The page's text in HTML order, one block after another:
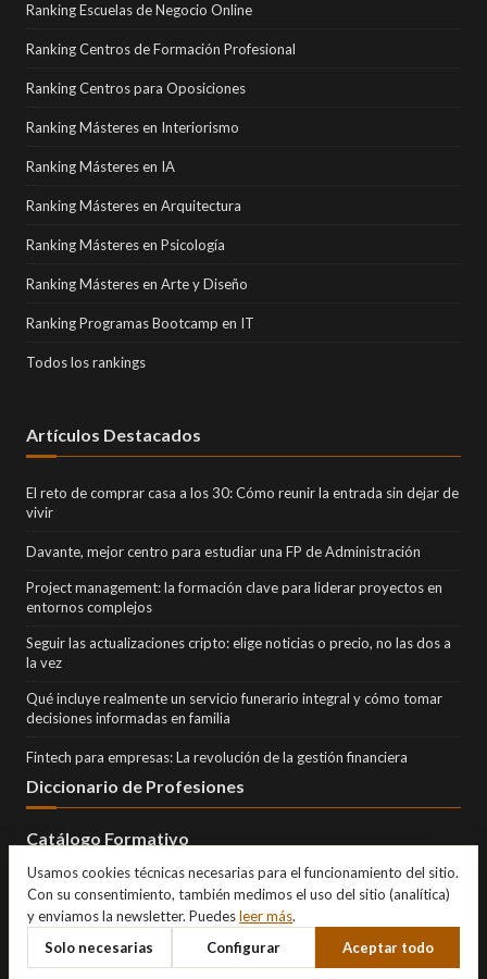
Ranking Escuelas de Negocio Online
Ranking Centros de Formación Profesional
Ranking Centros para Oposiciones
Ranking Másteres en Interiorismo
Ranking Másteres en IA
Ranking Másteres en Arquitectura
Ranking Másteres en Psicología
Ranking Másteres en Arte y Diseño
Ranking Programas Bootcamp en IT
Todos los rankings
Artículos Destacados
El reto de comprar casa a los 30: Cómo reunir la entrada sin dejar de
vivir
Davante, mejor centro para estudiar una FP de Administración
Project management: la formación clave para liderar proyectos en
entornos complejos
Seguir las actualizaciones cripto: elige noticias o precio, no las dos a
la vez
Qué incluye realmente un servicio funerario integral y cómo tomar
decisiones informadas en familia
Fintech para empresas: La revolución de la gestión financiera
Diccionario de Profesiones
Catálogo Formativo
Usamos cookies técnicas necesarias para el funcionamiento del sitio.
Con su consentimiento, también medimos el uso del sitio (analítica)
y enviamos la newsletter. Puedesleer más.
Solo necesarias
Configurar Aceptar todo